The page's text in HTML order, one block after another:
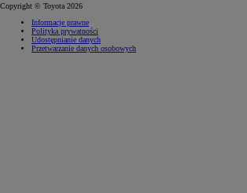
Copyright © Toyota 2026
Informacje prawne
Polityka prywatności
Udostępnianie danych
Przetwarzanie danych osobowych